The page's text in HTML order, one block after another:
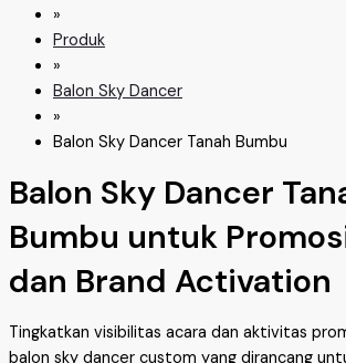
»
Produk
»
Balon Sky Dancer
»
Balon Sky Dancer Tanah Bumbu
Balon Sky Dancer
Bumbu untuk
dan Brand Activation
Tingkatkan visibilitas acara dan aktivitas
balon sky dancer custom yang dirancang